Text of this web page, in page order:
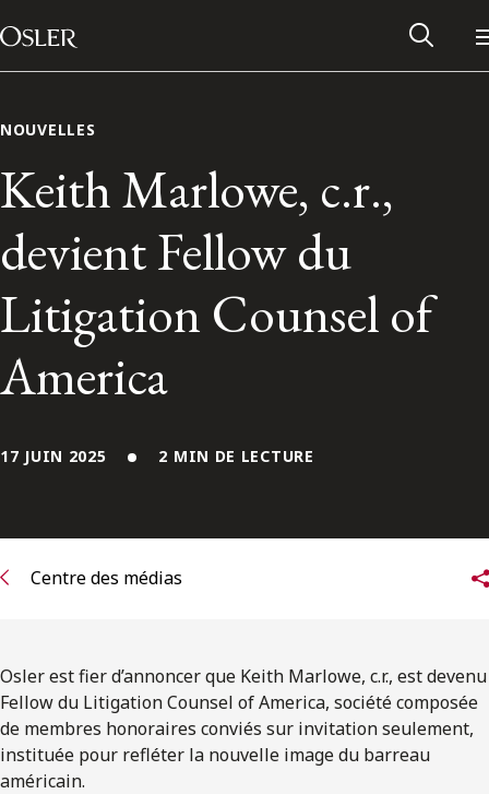
Passer au contenu
Main Navigation
Contactez-nous
S’abonner aux articles Osler
NOUVELLES
Keith Marlowe, c.r.,
devient Fellow du
Litigation Counsel of
America
17 JUIN 2025 2 MIN DE LECTURE
Centre des médias
Osler est fier d’annoncer que Keith Marlowe, c.r., est devenu
Fellow du Litigation Counsel of America, société composée
de membres honoraires conviés sur invitation seulement,
instituée pour refléter la nouvelle image du barreau
américain.